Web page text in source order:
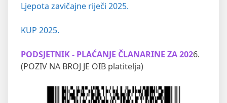
Ljepota zavičajne riječi 2025.
KUP 2025.
PODSJETNIK - PLAĆANJE ČLANARINE ZA 2026.
(POZIV NA BROJ JE OIB platitelja)